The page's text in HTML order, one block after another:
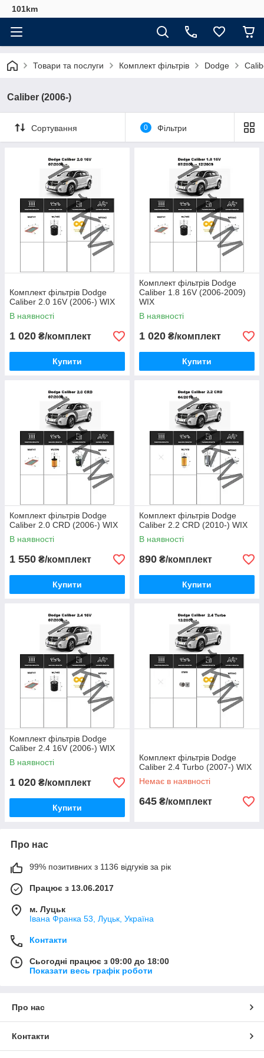
101km
Товари та послуги Комплект фільтрів Dodge
Caliber (2006-)
Сортування 0 Фільтри
Комплект фільтрів Dodge
Caliber 2.0 16V (2006-) WIX
В наявності
1 020 ₴/комплект
Купити
Комплект фільтрів Dodge
Caliber 1.8 16V (2006-2009)
WIX
В наявності
1 020 ₴/комплект
Купити
Комплект фільтрів Dodge
Caliber 2.0 CRD (2006-) WIX
В наявності
1 550 ₴/комплект
Купити
Комплект фільтрів Dodge
Caliber 2.2 CRD (2010-) WIX
В наявності
890 ₴/комплект
Купити
Комплект фільтрів Dodge
Caliber 2.4 16V (2006-) WIX
В наявності
1 020 ₴/комплект
Купити
Комплект фільтрів Dodge
Caliber 2.4 Turbo (2007-) WIX
Немає в наявності
645 ₴/комплект
Про нас
99% позитивних з 1136 відгуків за рік
Працює з 13.06.2017
м. Луцьк
Івана Франка 53, Луцьк, Україна
Контакти
Сьогодні працює з 09:00 до 18:00
Показати весь графік роботи
Про нас
Контакти